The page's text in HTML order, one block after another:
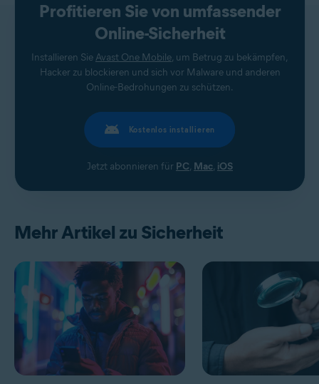
Profitieren Sie von umfassender
Online-Sicherheit
Installieren Sie Avast One Mobile, um Betrug zu bekämpfen,
Hacker zu blockieren und sich vor Malware und anderen
Online-Bedrohungen zu schützen.
Kostenlos installieren
Jetzt abonnieren für PC, Mac, iOS
Mehr Artikel zu Sicherheit